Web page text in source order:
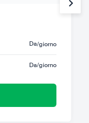
Da/giorno
Da/giorno